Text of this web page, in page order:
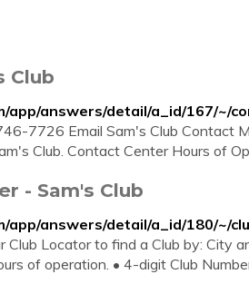
Club
app/answers/detail/a_id/167/~/
7726 Email Sam's Club Contact
Club. Contact Center Hours of
- Sam's Club
app/answers/detail/a_id/180/~/
Club Locator to find a Club by: City
of operation. • 4-digit Club